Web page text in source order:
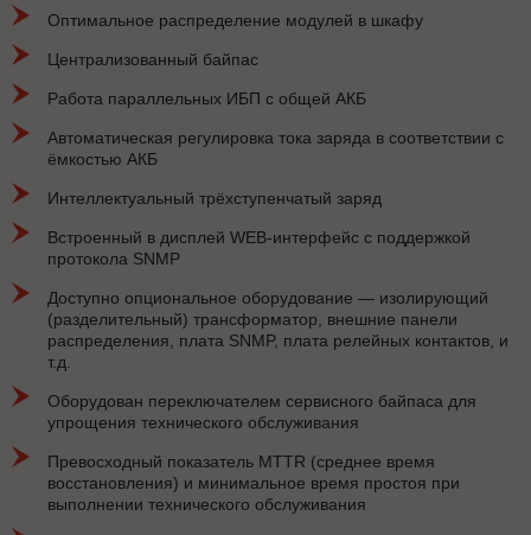
Оптимальное распределение модулей в шкафу
Централизованный байпас
Работа параллельных ИБП с общей АКБ
Автоматическая регулировка тока заряда в соответствии с
ёмкостью АКБ
Интеллектуальный трёхступенчатый заряд
Встроенный в дисплей WEB-интерфейс с поддержкой
протокола SNMP
Доступно опциональное оборудование — изолирующий
(разделительный) трансформатор, внешние панели
распределения, плата SNMP, плата релейных контактов, и
т.д.
Оборудован переключателем сервисного байпаса для
упрощения технического обслуживания
Превосходный показатель MTTR (среднее время
восстановления) и минимальное время простоя при
выполнении технического обслуживания